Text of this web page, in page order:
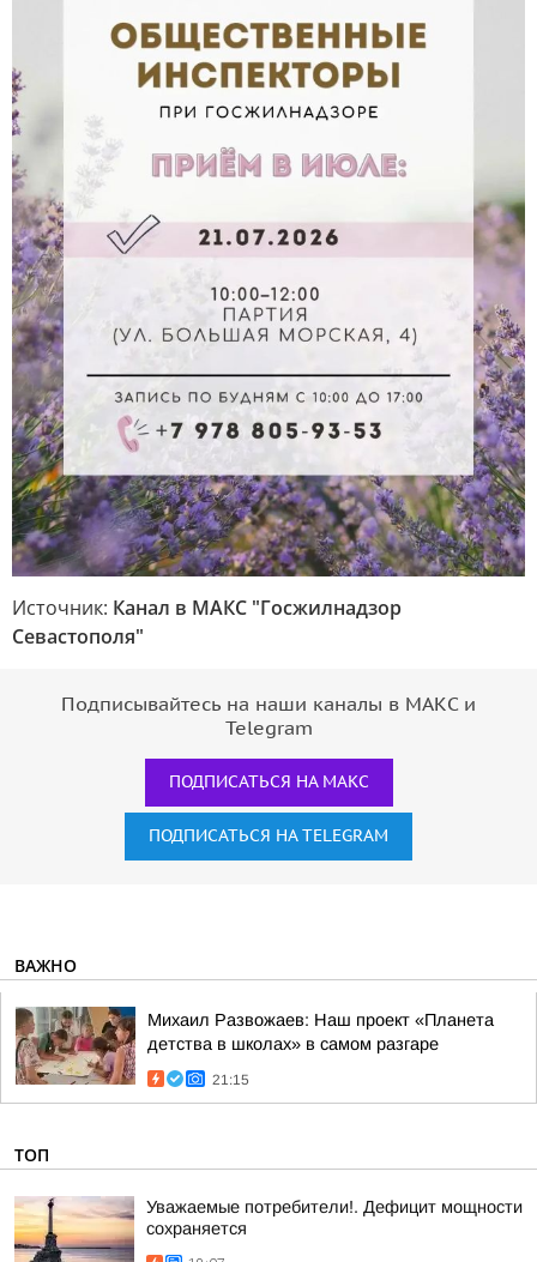
Источник: Канал в МАКС "Госжилнадзор
Севастополя"
Подписывайтесь на наши каналы в МАКС и
Telegram
ПОДПИСАТЬСЯ НА МАКС
ПОДПИСАТЬСЯ НА TELEGRAM
ВАЖНО
Михаил Развожаев: Наш проект «Планета
детства в школах» в самом разгаре
21:15
ТОП
Уважаемые потребители!. Дефицит мощности
сохраняется